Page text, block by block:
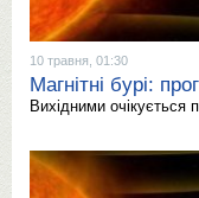
10 травня, 01:30
Магнітні бурі:
Вихідними очікується